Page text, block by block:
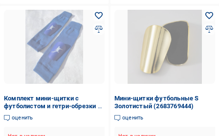
Комплект мини-щитки с
футболистом и гетри-обрезки S
Синий (2739021944)
оценить
Мини-щитки футбольные S
Золотистый (2683769444)
оценить